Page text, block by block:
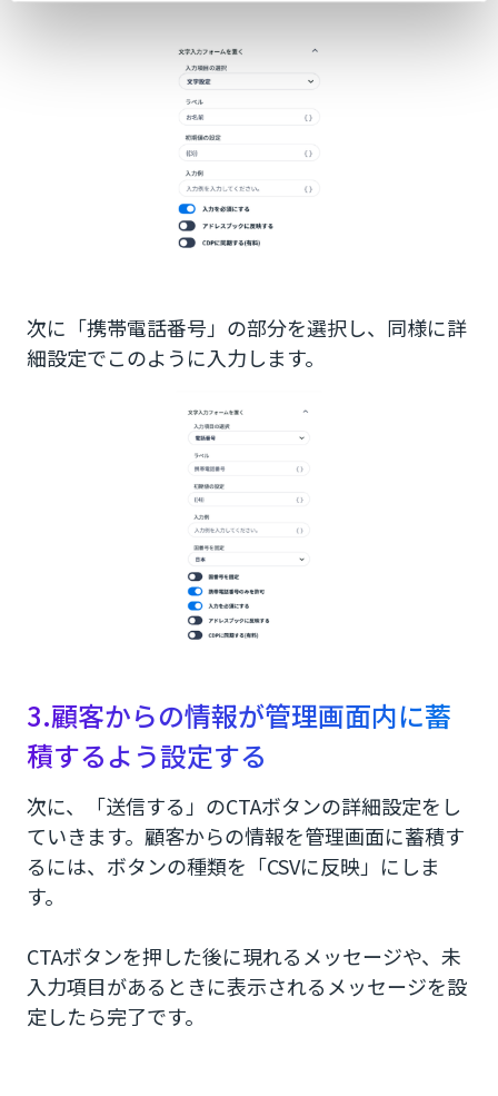
次に「携帯電話番号」の部分を選択し、同様に詳
細設定でこのように入力します。
3.顧客からの情報が管理画面内に蓄
積するよう設定する
次に、「送信する」のCTAボタンの詳細設定をし
ていきます。顧客からの情報を管理画面に蓄積す
るには、ボタンの種類を「CSVに反映」にしま
す。
CTAボタンを押した後に現れるメッセージや、未
入力項目があるときに表示されるメッセージを設
定したら完了です。